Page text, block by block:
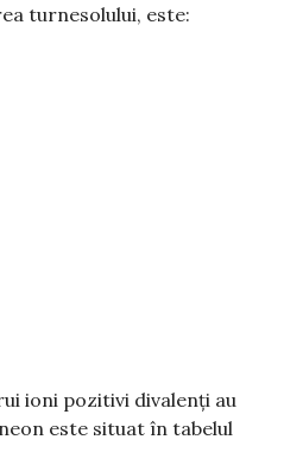
turnesolului, este:
ioni pozitivi divalenți au
este situat în tabelul